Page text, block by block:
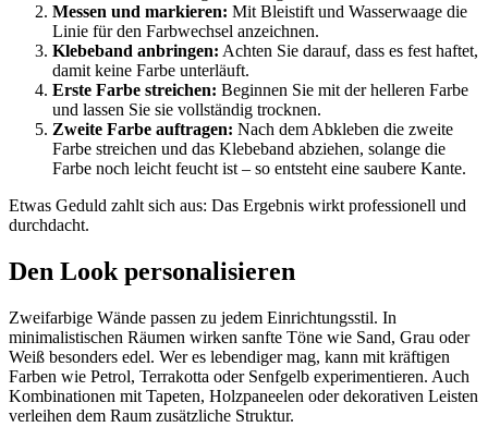
Messen und markieren: Mit Bleistift und Wasserwaage die
Linie für den Farbwechsel anzeichnen.
Klebeband anbringen: Achten Sie darauf, dass es fest haftet,
damit keine Farbe unterläuft.
Erste Farbe streichen: Beginnen Sie mit der helleren Farbe
und lassen Sie sie vollständig trocknen.
Zweite Farbe auftragen: Nach dem Abkleben die zweite
Farbe streichen und das Klebeband abziehen, solange die
Farbe noch leicht feucht ist – so entsteht eine saubere Kante.
Etwas Geduld zahlt sich aus: Das Ergebnis wirkt professionell und
durchdacht.
Den Look personalisieren
Zweifarbige Wände passen zu jedem Einrichtungsstil. In
minimalistischen Räumen wirken sanfte Töne wie Sand, Grau oder
Weiß besonders edel. Wer es lebendiger mag, kann mit kräftigen
Farben wie Petrol, Terrakotta oder Senfgelb experimentieren. Auch
Kombinationen mit Tapeten, Holzpaneelen oder dekorativen Leisten
verleihen dem Raum zusätzliche Struktur.